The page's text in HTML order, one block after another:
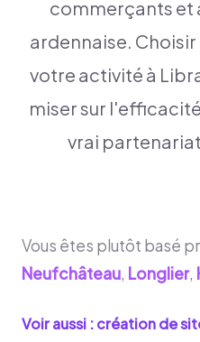
commerçants et
ardennaise.
votre activité à
miser sur
vrai
Vous êtes plutôt basé
Neufchâteau, Longlier,
Voir aussi : création de